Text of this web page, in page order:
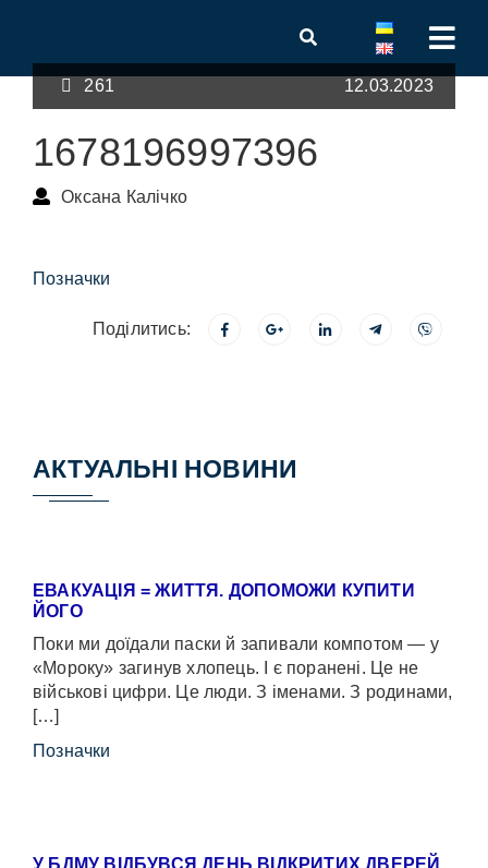
261 12.03.2023
1678196997396
Оксана Калічко
Позначки
Поділитись:
АКТУАЛЬНІ НОВИНИ
ЕВАКУАЦІЯ = ЖИТТЯ. ДОПОМОЖИ КУПИТИ
ЙОГО
Поки ми доїдали паски й запивали компотом — у
«Мороку» загинув хлопець. І є поранені. Це не
військові цифри. Це люди. З іменами. З родинами,
[…]
Позначки
У БДМУ ВІДБУВСЯ ДЕНЬ ВІДКРИТИХ ДВЕРЕЙ